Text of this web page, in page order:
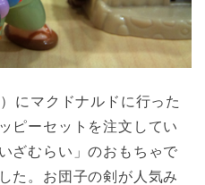
にマクドナルドに行った
ピーセットを注文してい
ざむらい」のおもちゃで
た。お団子の剣が人気み